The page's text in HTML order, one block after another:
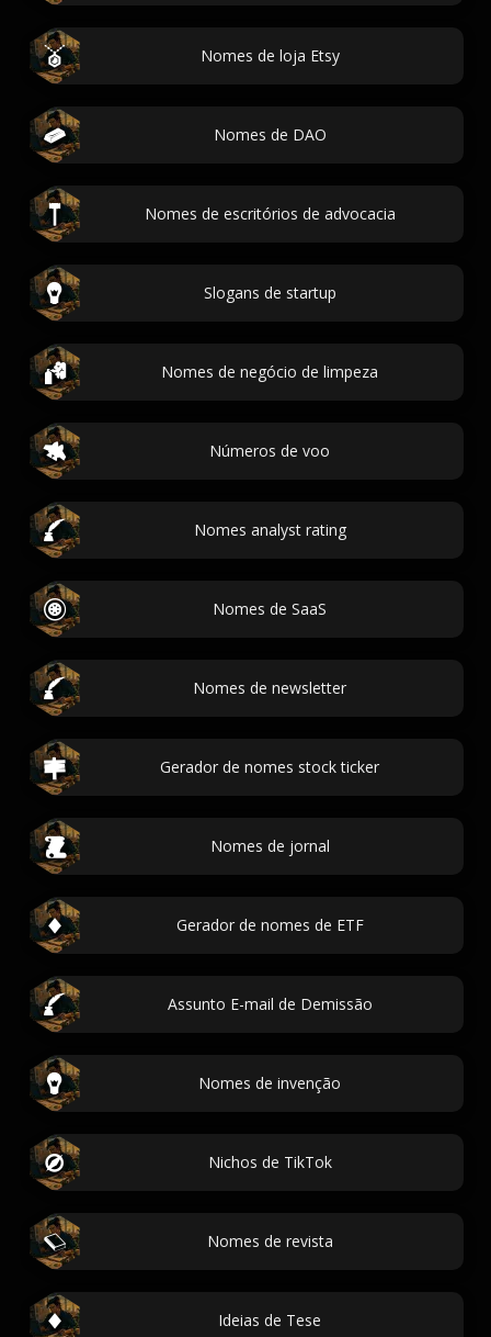
Nomes de loja Etsy
Nomes de DAO
Nomes de escritórios de advocacia
Slogans de startup
Nomes de negócio de limpeza
Números de voo
Nomes analyst rating
Nomes de SaaS
Nomes de newsletter
Gerador de nomes stock ticker
Nomes de jornal
Gerador de nomes de ETF
Assunto E-mail de Demissão
Nomes de invenção
Nichos de TikTok
Nomes de revista
Ideias de Tese